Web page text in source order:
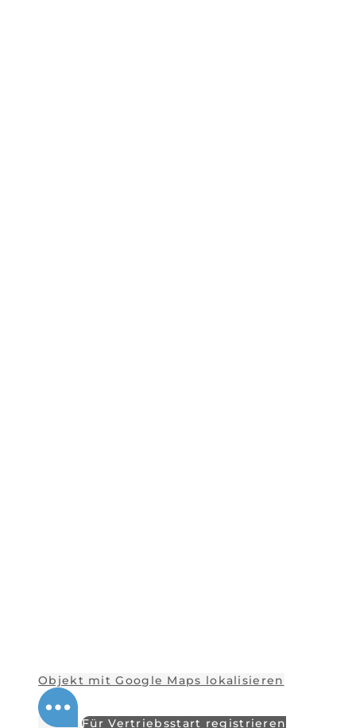
Objekt mit Google Maps lokalisieren
Für Vertriebsstart registrieren